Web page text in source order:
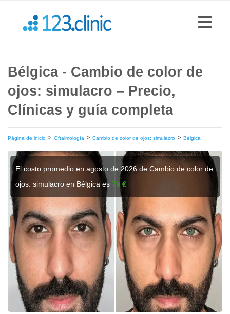
Bélgica - Cambio de color de
ojos: simulacro – Precio,
Clínicas y guía completa
Página de inicio > Oftalmología > Cambio de color de ojos: simulacro > Bélgica
El costo promedio en agosto de 2026 de Cambio de color de
ojos: simulacro en Bélgica es 79 €